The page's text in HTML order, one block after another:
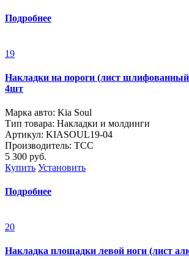
Подробнее
19
Накладки на пороги (лист шлифованный
4шт
Марка авто: Kia Soul
Тип товара: Накладки и молдинги
Артикул: KIASOUL19-04
Производитель: ТСС
5 300 руб.
Купить Установить
Подробнее
20
Накладка площадки левой ноги (лист